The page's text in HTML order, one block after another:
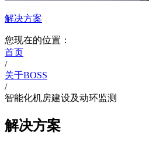
解决方案
您现在的位置：
首页
/
关于BOSS
/
智能化机房建设及动环监测
解决方案